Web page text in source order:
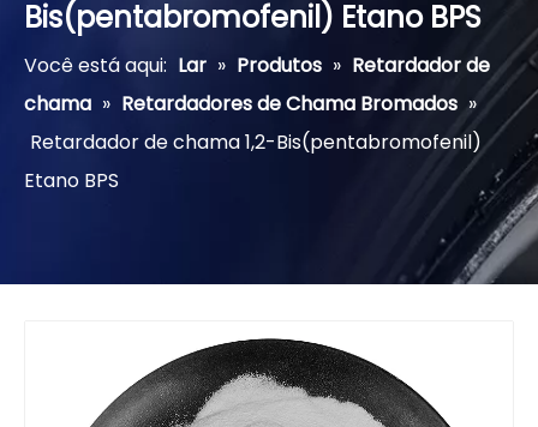
Bis(pentabromofenil) Etano BPS
Você está aqui: Lar » Produtos » Retardador de
chama » Retardadores de Chama Bromados »
Retardador de chama 1,2-Bis(pentabromofenil)
Etano BPS